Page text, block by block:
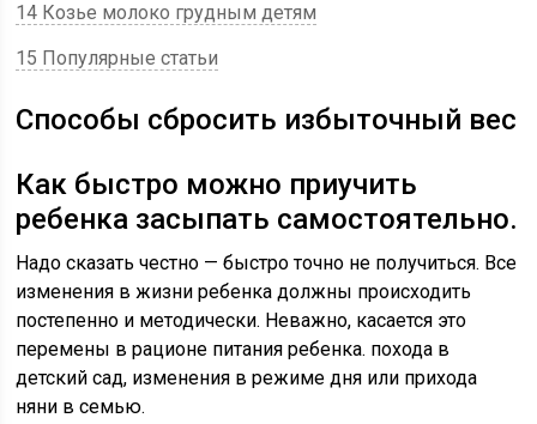
14 Козье молоко грудным детям
15 Популярные статьи
Способы сбросить избыточный вес
Как быстро можно приучить
ребенка засыпать самостоятельно.
Надо сказать честно — быстро точно не получиться. Все
изменения в жизни ребенка должны происходить
постепенно и методически. Неважно, касается это
перемены в рационе питания ребенка. похода в
детский сад, изменения в режиме дня или прихода
няни в семью.